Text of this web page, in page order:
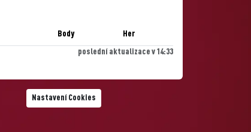
Body Her
poslední aktualizace v 14:33
Nastavení Cookies